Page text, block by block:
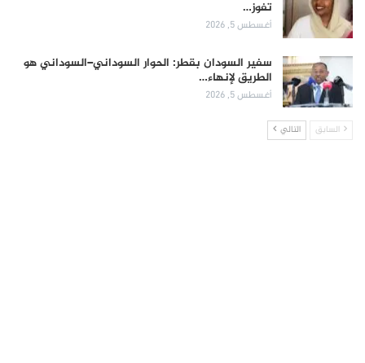
تفوز…
أغسطس 5, 2026
سفير السودان بقطر: الحوار السوداني–السوداني هو
الطريق لإنهاء…
أغسطس 5, 2026
السابق التالي